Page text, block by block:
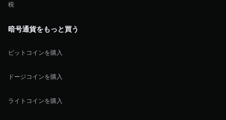
税
暗号通貨をもっと買う
ビットコインを購入
ドージコインを購入
ライトコインを購入